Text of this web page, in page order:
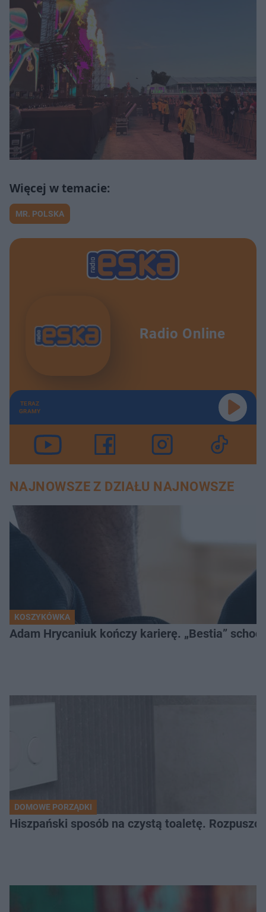
MR. POLSKA
Radio Online
TERAZ
GRAMY
NAJNOWSZE Z DZIAŁU NAJNOWSZE
KOSZYKÓWKA
Adam Hrycaniuk kończy karierę. „Bestia”
DOMOWE PORZĄDKI
Hiszpański sposób na czystą toaletę.